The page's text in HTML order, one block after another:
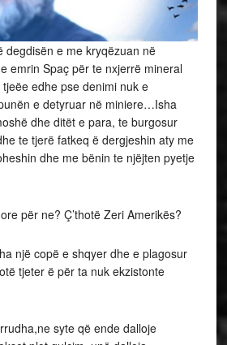
degdisën e me kryqëzuan në
emrin Spaç për te nxjerrë mineral
edhe pse denimi nuk e
e detyruar në miniere…Isha
dhe ditët e para, te burgosur
te tjerë fatkeq ë dergjeshin aty me
dhe me bënin te njëjten pyetje
për ne? Ç’thotë Zeri Amerikës?
një copë e shqyer dhe e plagosur
tjeter ë për ta nuk ekzistonte
syte që ende dalloje